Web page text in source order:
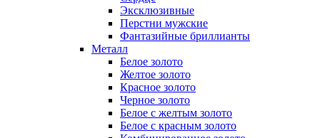
Эксклюзивные
Перстни мужские
Фантазийные бриллианты
Металл
Белое золото
Желтое золото
Красное золото
Черное золото
Белое с желтым золото
Белое с красным золото